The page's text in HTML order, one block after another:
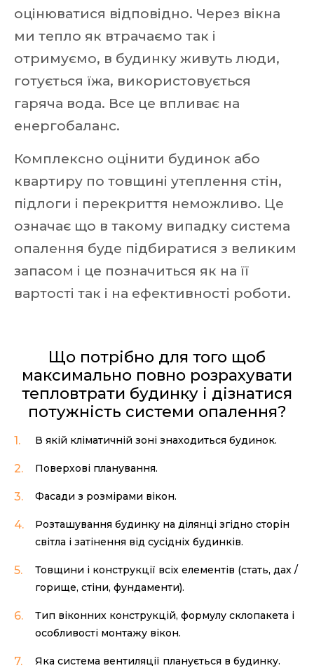
оцінюватися відповідно. Через вікна
ми тепло як втрачаємо так і
отримуємо, в будинку живуть люди,
готується їжа, використовується
гаряча вода. Все це впливає на
енергобаланс.
Комплексно оцінити будинок або
квартиру по товщині утеплення стін,
підлоги і перекриття неможливо. Це
означає що в такому випадку система
опалення буде підбиратися з великим
запасом і це позначиться як на її
вартості так і на ефективності роботи.
Що потрібно для того щоб
максимально повно розрахувати
тепловтрати будинку і дізнатися
потужність системи опалення?
В якій кліматичній зоні знаходиться будинок.
Поверхові планування.
Фасади з розмірами вікон.
Розташування будинку на ділянці згідно сторін
світла і затінення від сусідніх будинків.
Товщини і конструкції всіх елементів (стать, дах /
горище, стіни, фундаменти).
Тип віконних конструкцій, формулу склопакета і
особливості монтажу вікон.
Яка система вентиляції планується в будинку.